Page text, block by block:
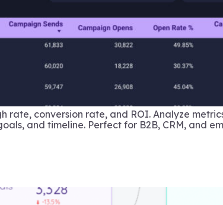
conversion rate, and ROI. Analyze
and timeline. Perfect for B2B, CRM, and